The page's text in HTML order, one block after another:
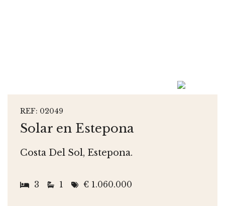
REF: 02049
Solar en Estepona
Costa Del Sol, Estepona.
3 1 € 1.060.000